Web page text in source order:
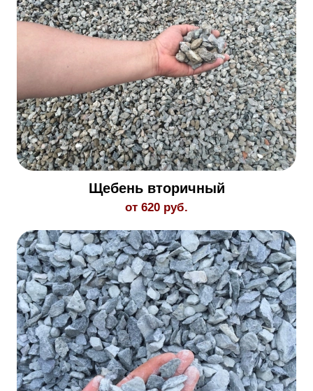
Щебень вторичный
от 620 руб.